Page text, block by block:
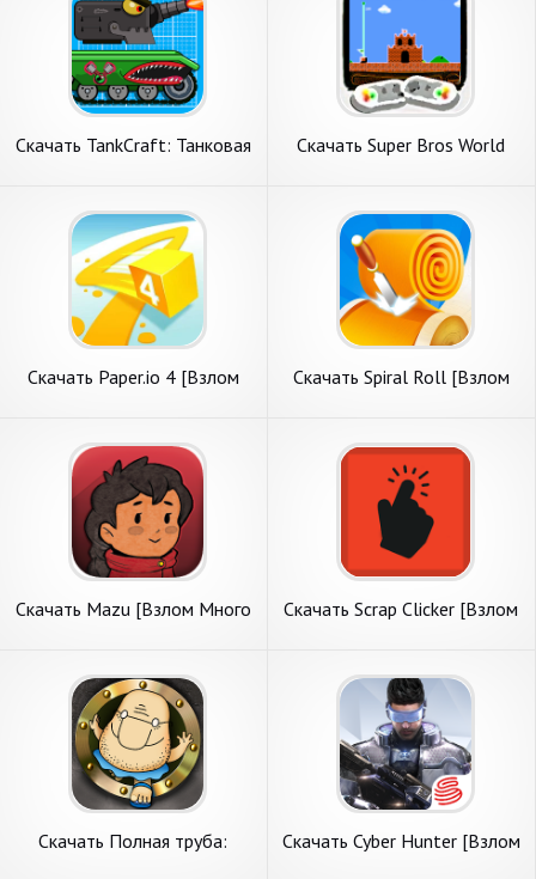
Скачать TankCraft: Танковая
Скачать Super Bros World
Скачать Paper.io 4 [Взлом
Скачать Spiral Roll [Взлом
Скачать Mazu [Взлом Много
Скачать Scrap Clicker [Взлом
Скачать Полная труба:
Скачать Cyber Hunter [Взлом